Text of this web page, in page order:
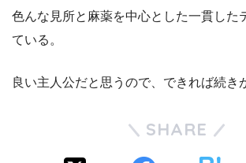
色んな見所と麻薬を中心とした一貫した
ている。
良い主人公だと思うので、できれば続き
SHARE